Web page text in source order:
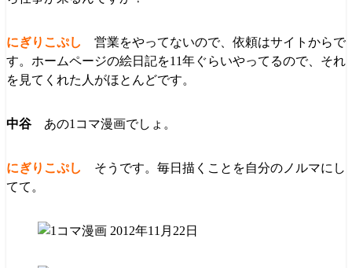
営業をやってないので、依頼はサイトからで
す。ホームページの絵日記を11年ぐらいやってるので、それ
を見てくれた人がほとんどです。
あの1コマ漫画でしょ。
そうです。毎日描くことを自分のノルマにし
てて。